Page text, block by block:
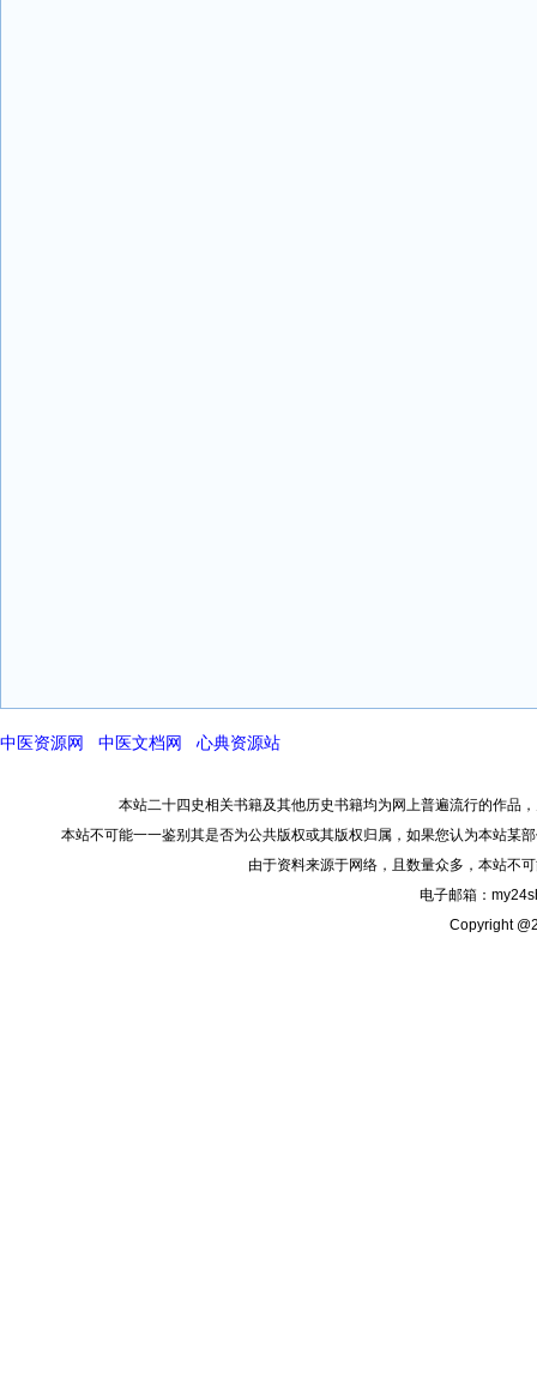
中医资源网 中医文档网 心典资源站
本站二十四史相关书籍及其他历史书籍均为网上普遍流行的作品
本站不可能一一鉴别其是否为公共版权或其版权归属，如果您认为本站某
由于资料来源于网络，且数量众多，本站不
电子邮箱：
Copyright